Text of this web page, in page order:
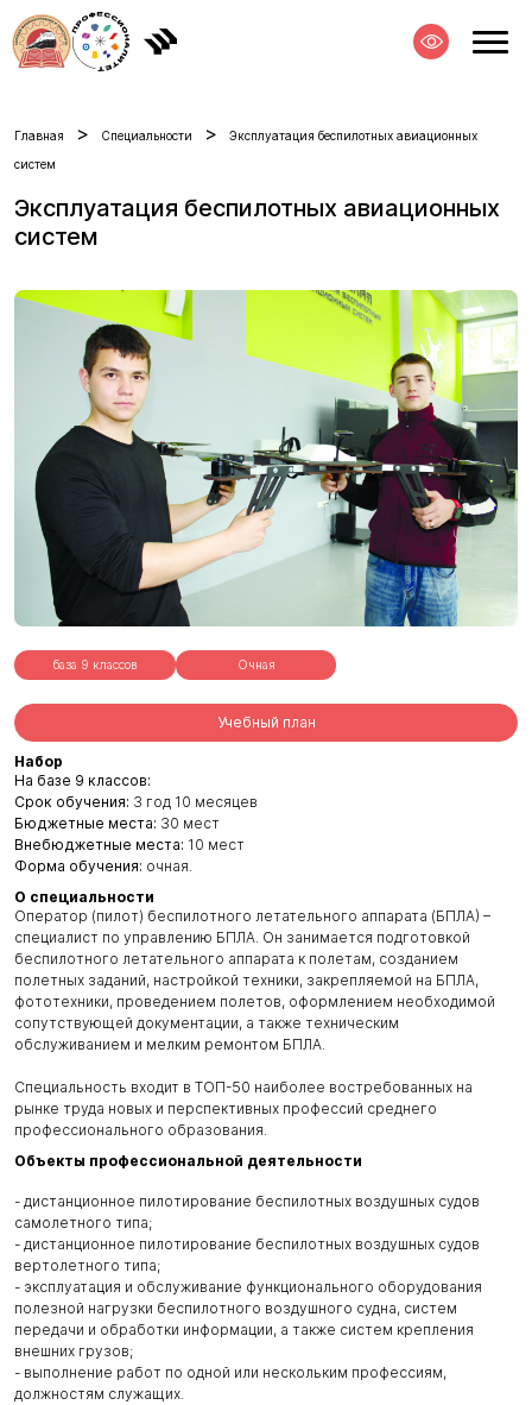
Главная > Специальности >
Эксплуатация беспилотных авиационных
систем
Эксплуатация беспилотных авиационных
систем
база 9 классов Очная
Учебный план
Набор
На базе 9 классов:
Срок обучения: 3 год 10 месяцев
Бюджетные места: 30 мест
Внебюджетные места: 10 мест
Форма обучения: очная.
О специальности
Оператор (пилот) беспилотного летательного аппарата (БПЛА) –
специалист по управлению БПЛА. Он занимается подготовкой
беспилотного летательного аппарата к полетам, созданием
полетных заданий, настройкой техники, закрепляемой на БПЛА,
фототехники, проведением полетов, оформлением необходимой
сопутствующей документации, а также техническим
обслуживанием и мелким ремонтом БПЛА.
Специальность входит в ТОП-50 наиболее востребованных на
рынке труда новых и перспективных профессий среднего
профессионального образования.
Объекты профессиональной деятельности
- дистанционное пилотирование беспилотных воздушных судов
самолетного типа;
- дистанционное пилотирование беспилотных воздушных судов
вертолетного типа;
- эксплуатация и обслуживание функционального оборудования
полезной нагрузки беспилотного воздушного судна, систем
передачи и обработки информации, а также систем крепления
внешних грузов;
- выполнение работ по одной или нескольким профессиям,
должностям служащих.